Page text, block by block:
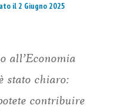
il 2 Giugno 2025
all’Economia
stato chiaro:
contribuire